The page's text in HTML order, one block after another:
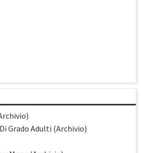
Grado Adulti (Archivio)